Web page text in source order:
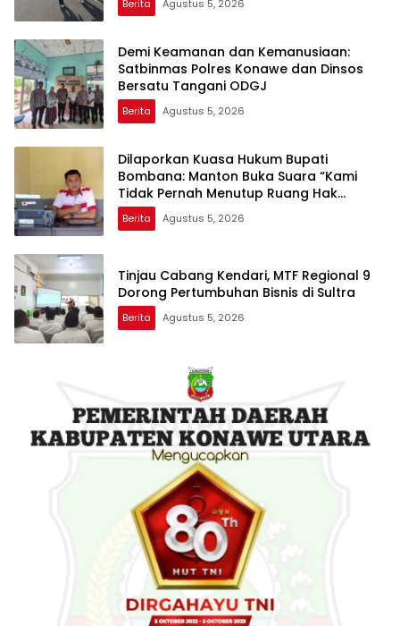
Berita Agustus 5, 2026
Demi Keamanan dan Kemanusiaan:
Satbinmas Polres Konawe dan Dinsos
Bersatu Tangani ODGJ
Berita Agustus 5, 2026
Dilaporkan Kuasa Hukum Bupati
Bombana: Manton Buka Suara “Kami
Tidak Pernah Menutup Ruang Hak
Jawab”
Berita Agustus 5, 2026
Tinjau Cabang Kendari, MTF Regional 9
Dorong Pertumbuhan Bisnis di Sultra
Berita Agustus 5, 2026